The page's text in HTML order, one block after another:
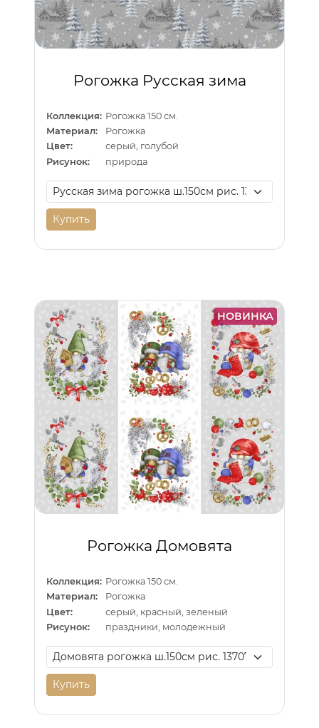
Рогожка Русская зима
Коллекция: Рогожка 150 см.
Материал:
Рогожка
Цвет:
серый, голубой
Рисунок:
природа
Купить
НОВИНКА
Рогожка Домовята
Коллекция: Рогожка 150 см.
Материал:
Рогожка
Цвет:
серый, красный, зеленый
Рисунок:
праздники, молодежный
Купить